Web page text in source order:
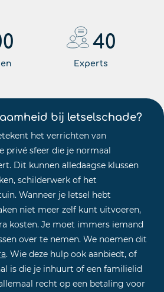
40
Experts
bij letselschade?
het verrichten van
privé sfeer die je normaal
Dit kunnen alledaagse klussen
schilderwerk of het
Wanneer je letsel hebt
niet meer zelf kunt uitvoeren,
kosten. Je moet immers iemand
over te nemen. We noemen dit
. Wie deze hulp ook aanbiedt, of
is die je inhuurt of een familielid
recht op een betaling voor